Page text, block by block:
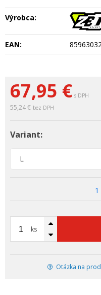
67,95 € s DPH
55,24 € bez DPH
Variant:
L
1
ks
Otázka na
Výrobca:
EAN: